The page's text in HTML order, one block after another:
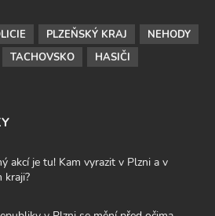
PLZEŇSKÝ KRAJ
NEHODY
TACHOVSKO
HASIČI
akcí je tu! Kam vyrazit v Plzni a v
kraji?